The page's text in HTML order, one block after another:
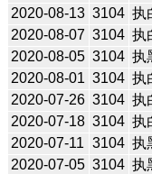
2020-08-13 3104 执
2020-08-07 3104 执
2020-08-05 3104 执
2020-08-01 3104 执
2020-07-26 3104 执
2020-07-18 3104 执
2020-07-11 3104 执
2020-07-05 3104 执